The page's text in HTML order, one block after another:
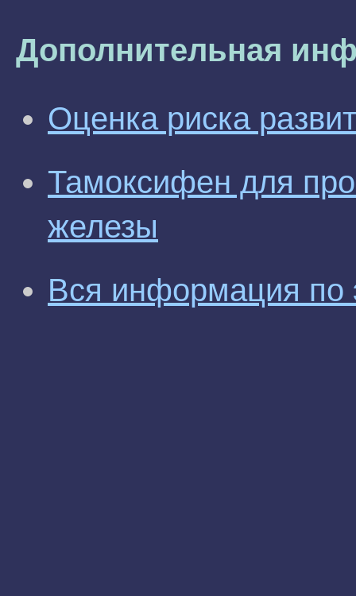
Дополнительная
Оценка риска
Тамоксифен для
железы
Вся информация по